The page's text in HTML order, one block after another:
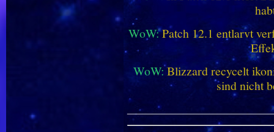
WoW:Patch 12.1 entlarvt
WoW:Blizzard recycelt
sind nicht